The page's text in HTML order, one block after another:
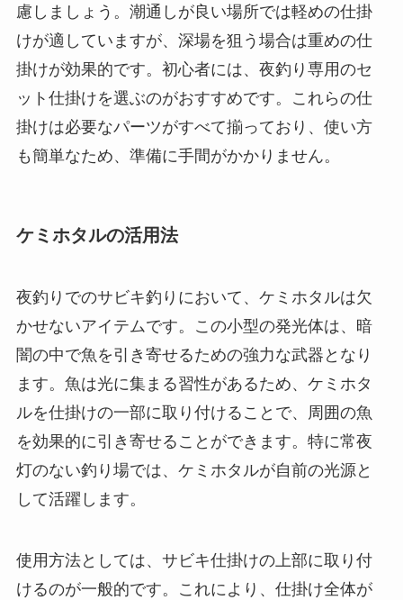
慮しましょう。潮通しが良い場所では軽めの仕掛
けが適していますが、深場を狙う場合は重めの仕
掛けが効果的です。初心者には、夜釣り専用のセ
ット仕掛けを選ぶのがおすすめです。これらの仕
掛けは必要なパーツがすべて揃っており、使い方
も簡単なため、準備に手間がかかりません。
ケミホタルの活用法
夜釣りでのサビキ釣りにおいて、ケミホタルは欠
かせないアイテムです。この小型の発光体は、暗
闇の中で魚を引き寄せるための強力な武器となり
ます。魚は光に集まる習性があるため、ケミホタ
ルを仕掛けの一部に取り付けることで、周囲の魚
を効果的に引き寄せることができます。特に常夜
灯のない釣り場では、ケミホタルが自前の光源と
して活躍します。
使用方法としては、サビキ仕掛けの上部に取り付
けるのが一般的です。これにより、仕掛け全体が